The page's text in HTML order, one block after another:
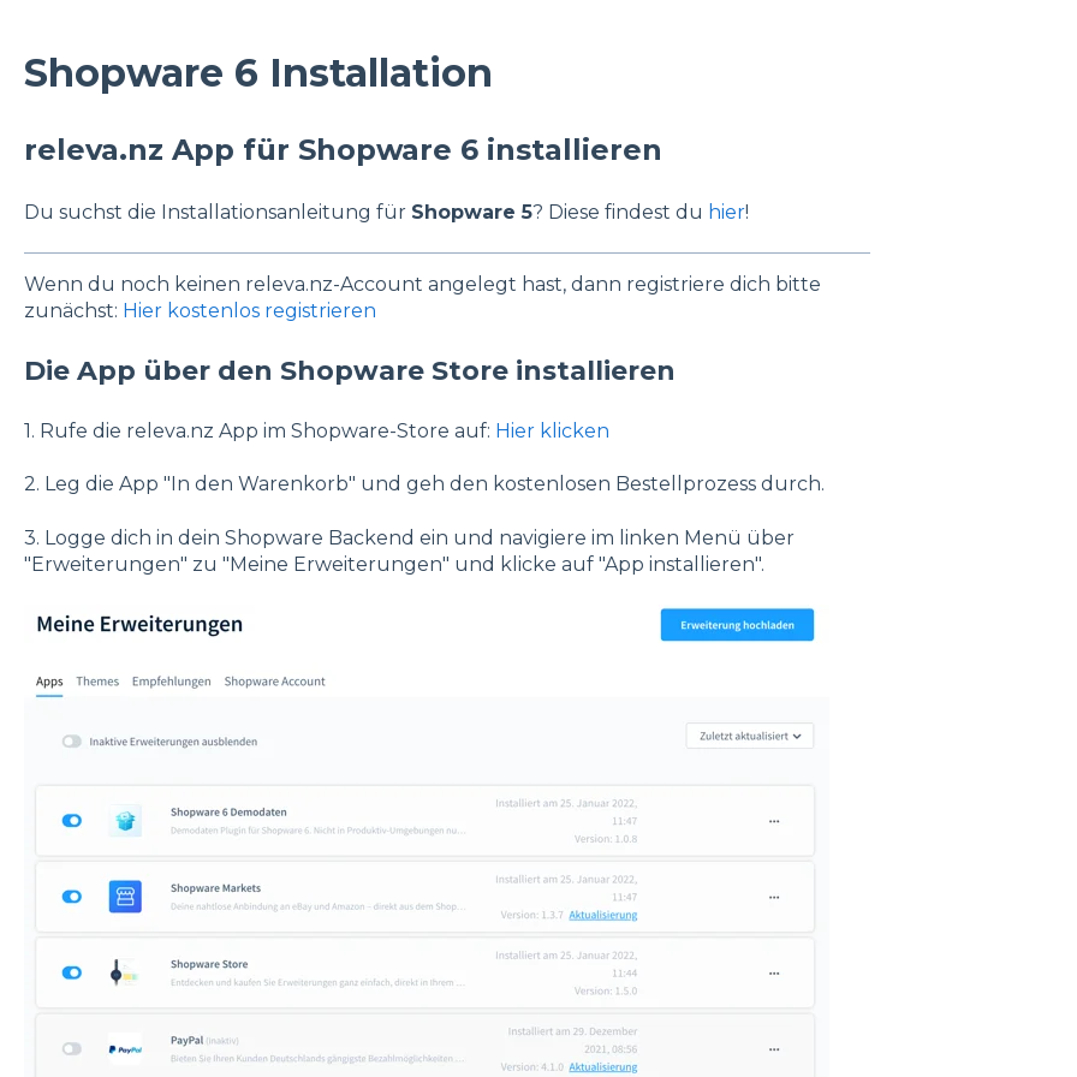
Shopware 6 Installation
releva.nz App für Shopware 6 installieren
Du suchst die Installationsanleitung für Shopware 5? Diese findest du hier!
Wenn du noch keinen releva.nz-Account angelegt hast, dann registriere dich bitte
zunächst: Hier kostenlos registrieren
Die App über den Shopware Store installieren
1. Rufe die releva.nz App im Shopware-Store auf: Hier klicken
2. Leg die App "In den Warenkorb" und geh den kostenlosen Bestellprozess durch.
3. Logge dich in dein Shopware Backend ein und navigiere im linken Menü über
"Erweiterungen" zu "Meine Erweiterungen" und klicke auf "App installieren".